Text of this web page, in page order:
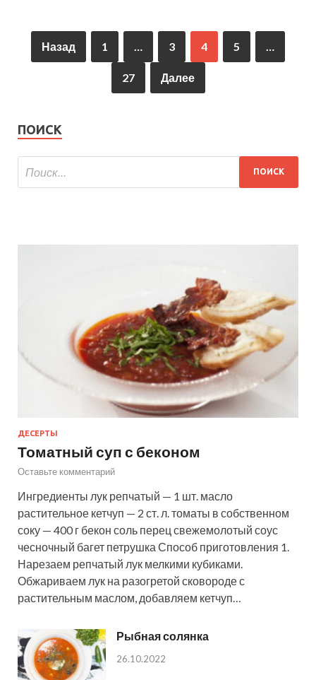
Назад 1 3 4 5
27 Далее
ПОИСК
ДЕСЕРТЫ
Томатный суп с беконом
Оставьте комментарий
Ингредиенты лук репчатый — 1 шт. масло
растительное кетчуп — 2 ст. л. томаты в собственном
соку — 400 г бекон соль перец свежемолотый соус
чесночный багет петрушка Способ приготовления 1.
Нарезаем репчатый лук мелкими кубиками.
Обжариваем лук на разогретой сковороде с
растительным маслом, добавляем кетчуп…
Рыбная солянка
26.10.2022